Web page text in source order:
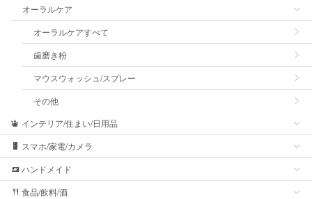
オーラルケア
オーラルケアすべて
歯磨き粉
マウスウォッシュ/スプレー
その他
インテリア/住まい/日用品
スマホ/家電/カメラ
ハンドメイド
食品/飲料/酒